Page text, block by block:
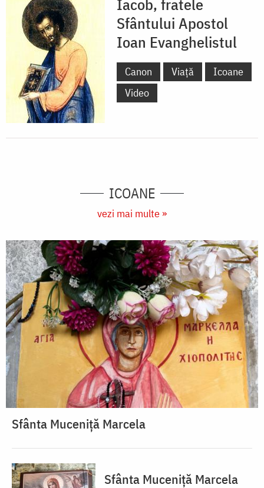
Iacob, fratele
Sfântului Apostol
Ioan Evanghelistul
Canon Viață
Icoane
Video
ICOANE
vezi mai multe »
Sfânta Muceniță Marcela
Sfânta Muceniță Marcela